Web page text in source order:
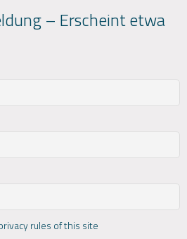
– Erscheint etwa
rules of this site